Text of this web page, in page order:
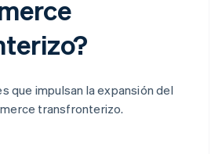
que impulsan la expansión del
transfronterizo.